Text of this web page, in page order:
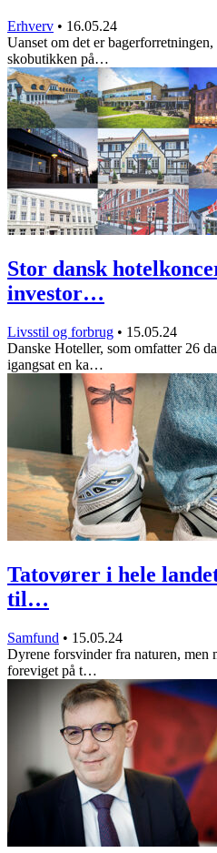
Erhverv • 16.05.24
Uanset om det er
skobutikken på…
Stor dansk
investor…
Livsstil og forbrug • 15.05.24
Danske Hoteller, som omfatter 26
igangsat en ka…
Tatovører i hele
til…
Samfund • 15.05.24
Dyrene forsvinder fra naturen,
foreviget på t…